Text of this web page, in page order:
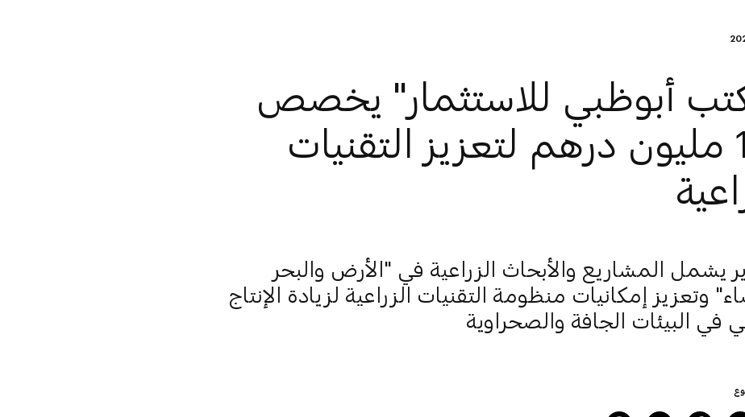
أبوظبي للاستثمار" يخصص
152 مليون درهم لتعزيز التقنيات
يشمل المشاريع والأبحاث الزراعية في "الأرض والبحر
وتعزيز إمكانيات منظومة التقنيات الزراعية لزيادة الإنتاج
في البيئات الجافة والصحراوية